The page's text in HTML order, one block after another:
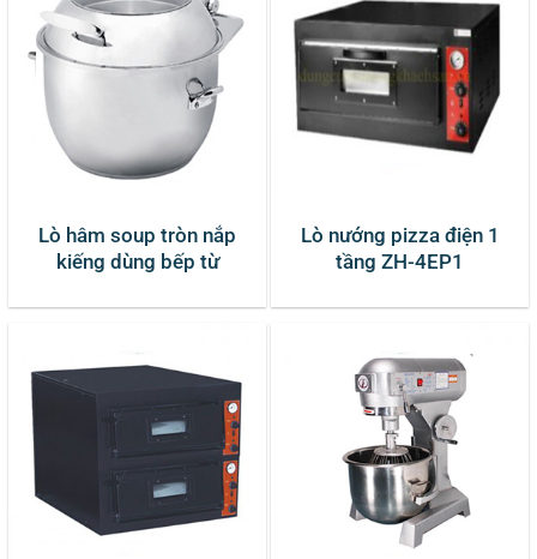
Lò hâm soup tròn nắp
kiếng dùng bếp từ
Lò nướng pizza điện 1
tầng ZH-4EP1